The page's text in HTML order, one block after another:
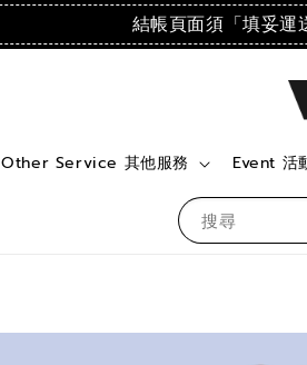
結帳頁面須「填妥運
搜尋
Other Service 其他服務 Event 活